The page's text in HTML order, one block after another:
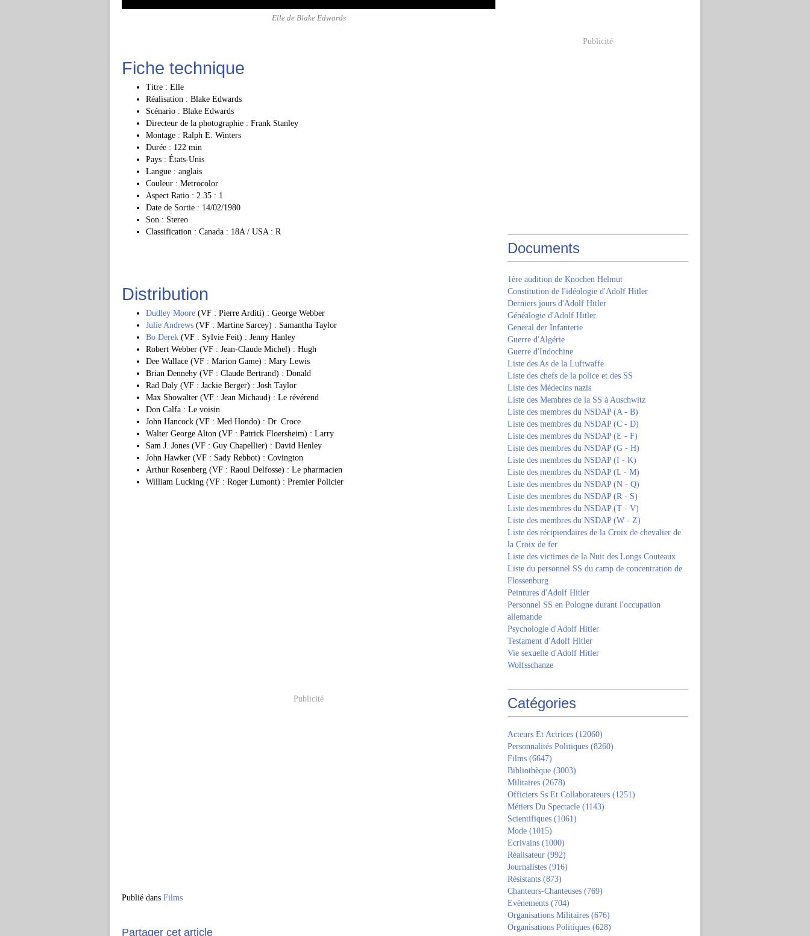
Elle de Blake Edwards
Fiche technique
Titre : Elle
Réalisation : Blake Edwards
Scénario : Blake Edwards
Directeur de la photographie : Frank Stanley
Montage : Ralph E. Winters
Durée : 122 min
Pays : États-Unis
Langue : anglais
Couleur : Metrocolor
Aspect Ratio : 2.35 : 1
Date de Sortie : 14/02/1980
Son : Stereo
Classification : Canada : 18A / USA : R
Distribution
Dudley Moore (VF : Pierre Arditi) : George Webber
Julie Andrews (VF : Martine Sarcey) : Samantha Taylor
Bo Derek (VF : Sylvie Feit) : Jenny Hanley
Robert Webber (VF : Jean-Claude Michel) : Hugh
Dee Wallace (VF : Marion Game) : Mary Lewis
Brian Dennehy (VF : Claude Bertrand) : Donald
Rad Daly (VF : Jackie Berger) : Josh Taylor
Max Showalter (VF : Jean Michaud) : Le révérend
Don Calfa : Le voisin
John Hancock (VF : Med Hondo) : Dr. Croce
Walter George Alton (VF : Patrick Floersheim) : Larry
Sam J. Jones (VF : Guy Chapellier) : David Henley
John Hawker (VF : Sady Rebbot) : Covington
Arthur Rosenberg (VF : Raoul Delfosse) : Le pharmacien
William Lucking (VF : Roger Lumont) : Premier Policier
Publicité
Publié dans Films
Partager cet article
Publicité
Documents
1ère audition de Knochen Helmut
Constitution de l'idéologie d'Adolf Hitler
Derniers jours d'Adolf Hitler
Généalogie d'Adolf Hitler
General der Infanterie
Guerre d'Algérie
Guerre d'Indochine
Liste des As de la Luftwaffe
Liste des chefs de la police et des SS
Liste des Médecins nazis
Liste des Membres de la SS à Auschwitz
Liste des membres du NSDAP (A - B)
Liste des membres du NSDAP (C - D)
Liste des membres du NSDAP (E - F)
Liste des membres du NSDAP (G - H)
Liste des membres du NSDAP (I - K)
Liste des membres du NSDAP (L - M)
Liste des membres du NSDAP (N - Q)
Liste des membres du NSDAP (R - S)
Liste des membres du NSDAP (T - V)
Liste des membres du NSDAP (W - Z)
Liste des récipiendaires de la Croix de chevalier de
la Croix de fer
Liste des victimes de la Nuit des Longs Couteaux
Liste du personnel SS du camp de concentration de
Flossenburg
Peintures d'Adolf Hitler
Personnel SS en Pologne durant l'occupation
allemande
Psychologie d'Adolf Hitler
Testament d'Adolf Hitler
Vie sexuelle d'Adolf Hitler
Wolfsschanze
Catégories
Acteurs Et Actrices (12060)
Personnalités Politiques (8260)
Films (6647)
Bibliothèque (3003)
Militaires (2678)
Officiers Ss Et Collaborateurs (1251)
Métiers Du Spectacle (1143)
Scientifiques (1061)
Mode (1015)
Ecrivains (1000)
Réalisateur (992)
Journalistes (916)
Résistants (873)
Chanteurs-Chanteuses (769)
Evènements (704)
Organisations Militaires (676)
Organisations Politiques (628)